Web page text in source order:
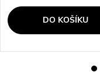
DO KOŠÍKU